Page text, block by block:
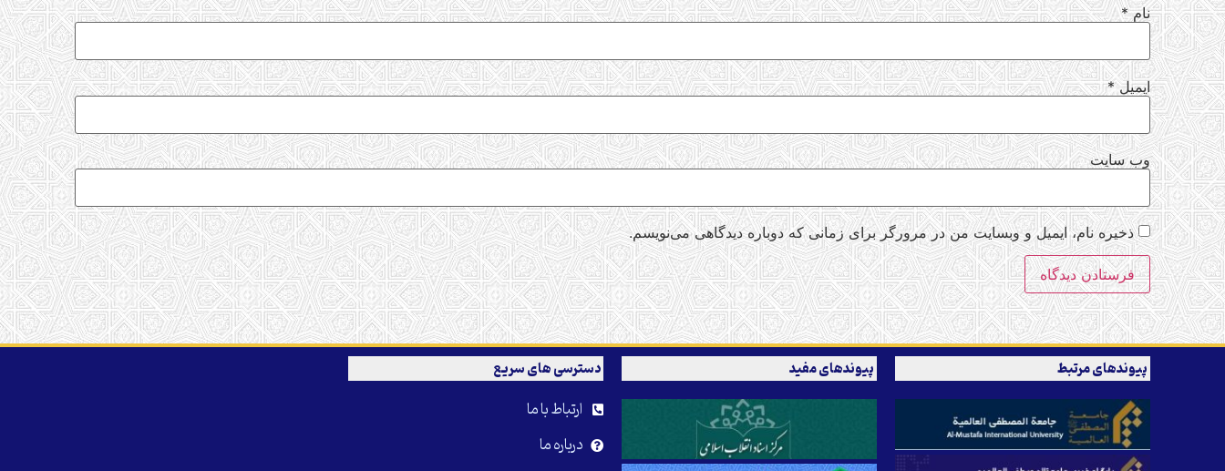
نام*
ایمیل*
وب‌ سایت
ذخیره نام، ایمیل و وبسایت من در مرورگر برای زمانی که دوباره دیدگاهی می‌نویسم.
پیوندهای مرتبط پیوندهای مفید دسترسی های سریع
ارتباط با ما
درباره ما